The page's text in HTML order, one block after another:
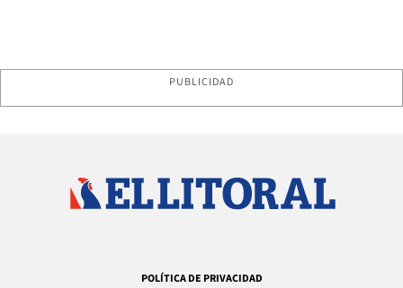
PUBLICIDAD
POLÍTICA DE PRIVACIDAD